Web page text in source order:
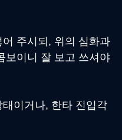
주시되, 위의 심화과
보이니 잘 보고 쓰셔야
이거나, 한타 진입각